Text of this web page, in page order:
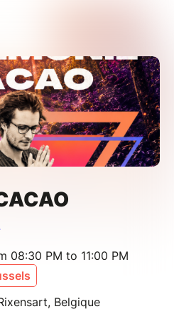
08:30 PM to 11:00 PM
Belgique